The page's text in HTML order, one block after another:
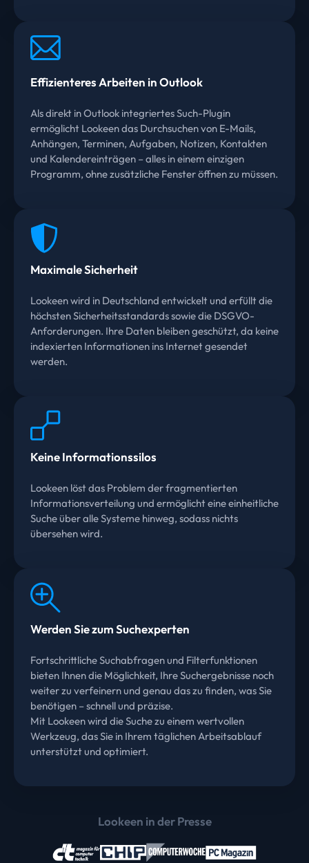
Effizienteres Arbeiten in Outlook
Als direkt in Outlook integriertes Such-Plugin
ermöglicht Lookeen das Durchsuchen von E-Mails,
Anhängen, Terminen, Aufgaben, Notizen, Kontakten
und Kalendereinträgen – alles in einem einzigen
Programm, ohne zusätzliche Fenster öffnen zu müssen.
Maximale Sicherheit
Lookeen wird in Deutschland entwickelt und erfüllt die
höchsten Sicherheitsstandards sowie die DSGVO-
Anforderungen. Ihre Daten bleiben geschützt, da keine
indexierten Informationen ins Internet gesendet
werden.
Keine Informationssilos
Lookeen löst das Problem der fragmentierten
Informationsverteilung und ermöglicht eine einheitliche
Suche über alle Systeme hinweg, sodass nichts
übersehen wird.
Werden Sie zum Suchexperten
Fortschrittliche Suchabfragen und Filterfunktionen
bieten Ihnen die Möglichkeit, Ihre Suchergebnisse noch
weiter zu verfeinern und genau das zu finden, was Sie
benötigen – schnell und präzise.
Mit Lookeen wird die Suche zu einem wertvollen
Werkzeug, das Sie in Ihrem täglichen Arbeitsablauf
unterstützt und optimiert.
Lookeen in der Presse